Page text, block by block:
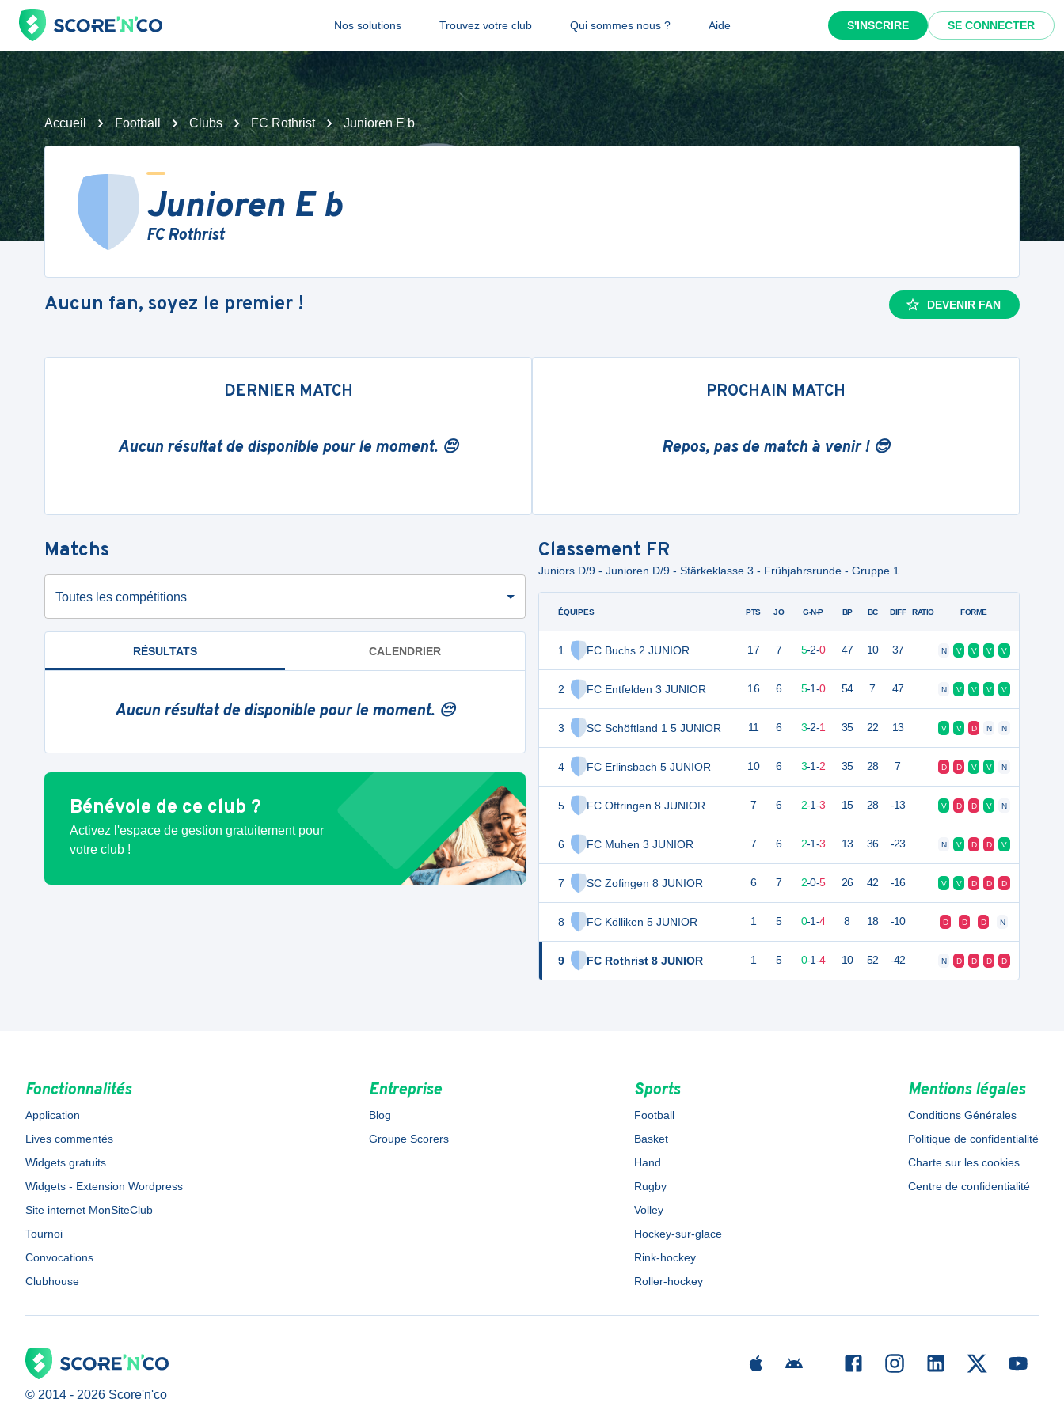
Nos solutions Trouvez votre club Qui sommes nous ? Aide S'INSCRIRE SE CONNECTER
Accueil Football Clubs FC Rothrist Junioren E b
Junioren E b
FC Rothrist
Aucun fan, soyez le premier ! DEVENIR FAN
DERNIER MATCH
Aucun résultat de disponible pour le moment. 😔
PROCHAIN MATCH
Repos, pas de match à venir ! 😎
Matchs
Toutes les compétitions
RÉSULTATS CALENDRIER
Aucun résultat de disponible pour le moment. 😔
Bénévole de ce club ?
Activez l'espace de gestion gratuitement pour
votre club !
Classement FR
Juniors D/9 - Junioren D/9 - Stärkeklasse 3 - Frühjahrsrunde - Gruppe 1
ÉQUIPES
1 FC Buchs 2 JUNIOR
2 FC Entfelden 3 JUNIOR
3 SC Schöftland 1 5 JUNIOR
4 FC Erlinsbach 5 JUNIOR
5 FC Oftringen 8 JUNIOR
6 FC Muhen 3 JUNIOR
7 SC Zofingen 8 JUNIOR
8 FC Kölliken 5 JUNIOR
9 FC Rothrist 8 JUNIOR
PTS JO G-N-P BP BC DIFF RATIO FORME
17 7 5-2-0 47 10 37 N V V V V
16 6 5-1-0 54 7 47 N V V V V
11 6 3-2-1 35 22 13 V V D N N
10 6 3-1-2 35 28 7 D D V V N
7 6 2-1-3 15 28 -13 V D D V N
7 6 2-1-3 13 36 -23 N V D D V
6 7 2-0-5 26 42 -16 V V D D D
1 5 0-1-4 8 18 -10 D D D N
1 5 0-1-4 10 52 -42 N D D D D
Fonctionnalités
Application
Lives commentés
Widgets gratuits
Widgets - Extension Wordpress
Site internet MonSiteClub
Tournoi
Convocations
Clubhouse
Entreprise
Blog
Groupe Scorers
Sports
Football
Basket
Hand
Rugby
Volley
Hockey-sur-glace
Rink-hockey
Roller-hockey
Mentions légales
Conditions Générales
Politique de confidentialité
Charte sur les cookies
Centre de confidentialité
© 2014 - 2026 Score'n'co